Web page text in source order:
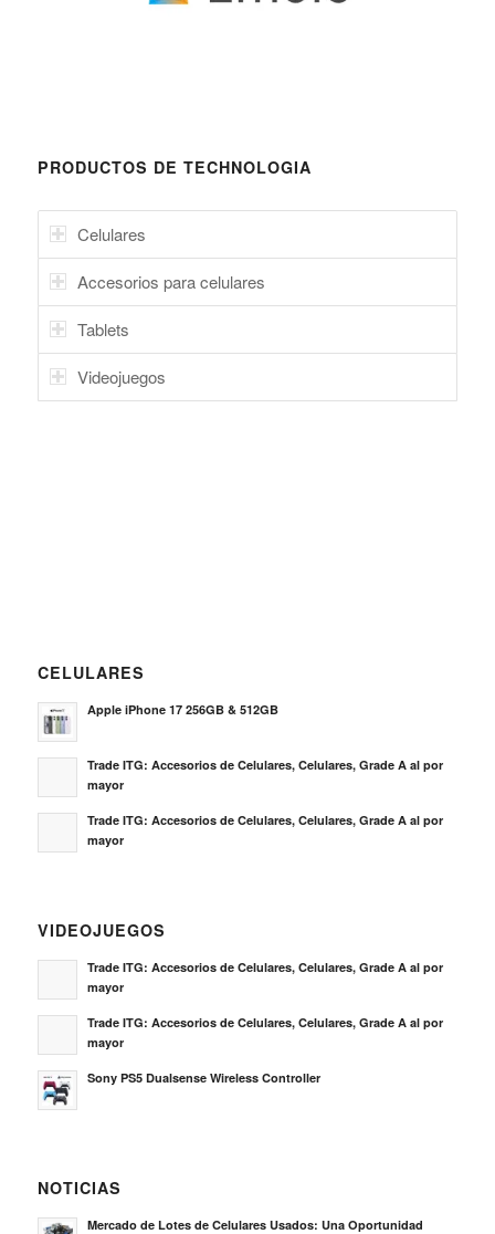
PRODUCTOS DE TECHNOLOGIA
Celulares
Accesorios para celulares
Tablets
Videojuegos
CELULARES
Apple iPhone 17 256GB & 512GB
Trade ITG: Accesorios de Celulares, Celulares, Grade A al por
mayor
Trade ITG: Accesorios de Celulares, Celulares, Grade A al por
mayor
VIDEOJUEGOS
Trade ITG: Accesorios de Celulares, Celulares, Grade A al por
mayor
Trade ITG: Accesorios de Celulares, Celulares, Grade A al por
mayor
Sony PS5 Dualsense Wireless Controller
NOTICIAS
Mercado de Lotes de Celulares Usados: Una Oportunidad